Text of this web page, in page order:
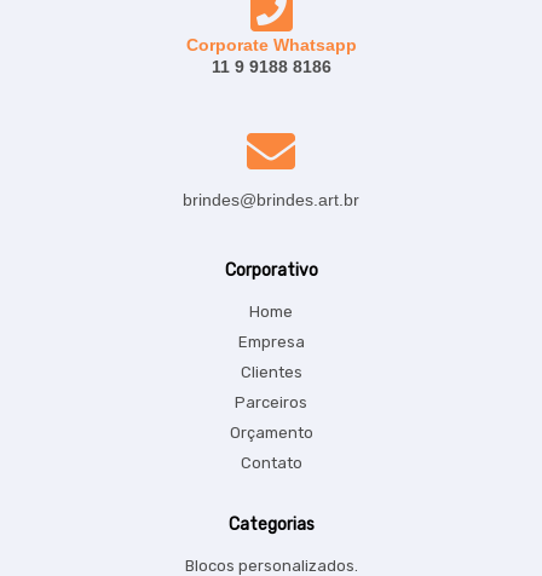
Corporate Whatsapp
11 9 9188 8186
brindes@brindes.art.br
Corporativo
Home
Empresa
Clientes
Parceiros
Orçamento
Contato
Categorias
Blocos personalizados.